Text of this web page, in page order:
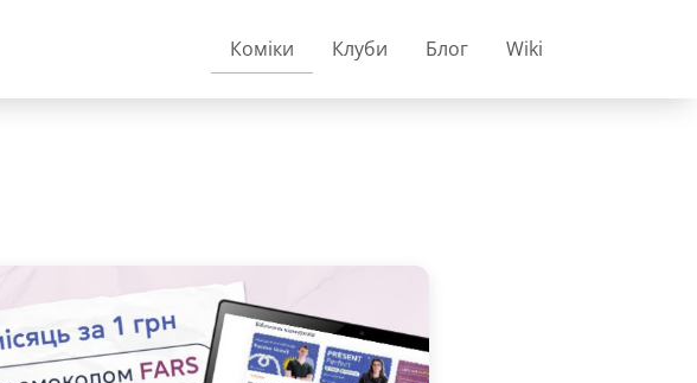
Коміки Клуби Блог Wiki